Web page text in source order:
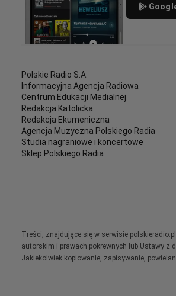
Polskie Radio S.A.
Informacyjna Agencja Radiowa
Centrum Edukacji Medialnej
Redakcja Katolicka
Redakcja Ekumeniczna
Agencja Muzyczna Polskiego Radia
Studia nagraniowe i koncertowe
Sklep Polskiego Radia
Treści, znajdujące się w serwisie
autorskim i prawach pokrewnych lub Ustawy z
Jakiekolwiek kopiowanie, zapisywanie,